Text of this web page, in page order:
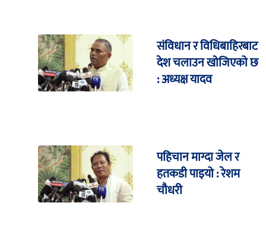
संविधान र विधिबाहिरबाट
देश चलाउन खोजिएको छ
: अध्यक्ष यादव
पहिचान माग्दा जेल र
हतकडी पाइयो : रेशम
चौधरी